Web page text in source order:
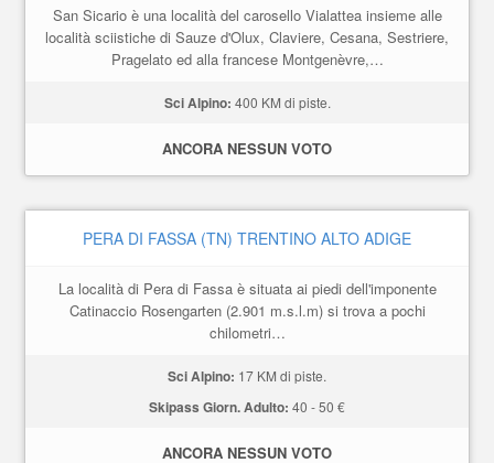
San Sicario è una località del carosello Vialattea insieme alle
località sciistiche di Sauze d'Olux, Claviere, Cesana, Sestriere,
Pragelato ed alla francese Montgenèvre,…
Sci Alpino: 400 KM di piste.
ANCORA NESSUN VOTO
PERA DI FASSA (TN) TRENTINO ALTO ADIGE
La località di Pera di Fassa è situata ai piedi dell'imponente
Catinaccio Rosengarten (2.901 m.s.l.m) si trova a pochi
chilometri…
Sci Alpino: 17 KM di piste.
Skipass Giorn. Adulto: 40 - 50 €
ANCORA NESSUN VOTO